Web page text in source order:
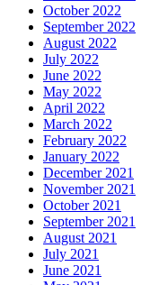
October 2022
September 2022
August 2022
July 2022
June 2022
May 2022
April 2022
March 2022
February 2022
January 2022
December 2021
November 2021
October 2021
September 2021
August 2021
July 2021
June 2021